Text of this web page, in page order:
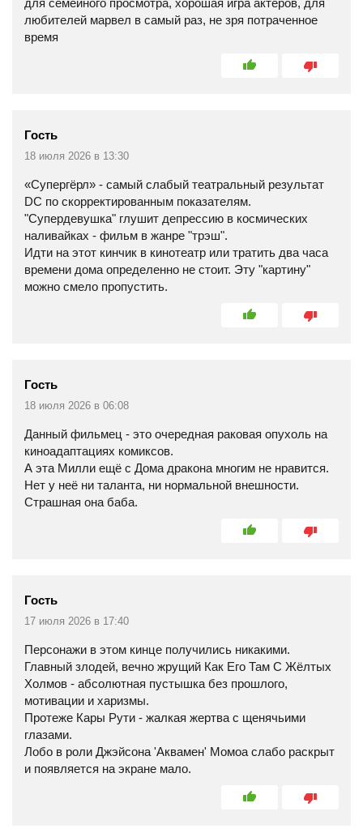
для семейного просмотра, хорошая игра актеров, для
любителей марвел в самый раз, не зря потраченное
время
Гость
18 июля 2026 в 13:30
«Супергёрл» - самый слабый театральный результат
DC по скорректированным показателям.
"Супердевушка" глушит депрессию в космических
наливайках - фильм в жанре "трэш".
Идти на этот кинчик в кинотеатр или тратить два часа
времени дома определенно не стоит. Эту "картину"
можно смело пропустить.
Гость
18 июля 2026 в 06:08
Данный фильмец - это очередная раковая опухоль на
киноадаптациях комиксов.
А эта Милли ещё с Дома дракона многим не нравится.
Нет у неё ни таланта, ни нормальной внешности.
Страшная она баба.
Гость
17 июля 2026 в 17:40
Персонажи в этом кинце получились никакими.
Главный злодей, вечно жрущий Как Его Там С Жёлтых
Холмов - абсолютная пустышка без прошлого,
мотивации и харизмы.
Протеже Кары Рути - жалкая жертва с щенячьими
глазами.
Лобо в роли Джэйсона 'Аквамен' Момоа слабо раскрыт
и появляется на экране мало.